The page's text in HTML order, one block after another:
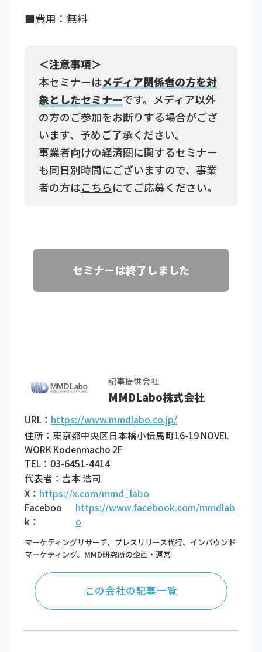
■費用：無料
＜注意事項＞
本セミナーはメディア関係者の方を対
象としたセミナーです。メディア以外
の方のご参加をお断りする場合がござ
います、予めご了承ください。
事業者向けの経済圏に関するセミナー
も同日別時間にございますので、事業
者の方はこちらにてご応募ください。
セミナーは終了しました
記事提供会社
MMDLabo株式会社
URL： https://www.mmdlabo.co.jp/
住所：東京都中央区日本橋小伝馬町16-19 NOVEL
WORK Kodenmacho 2F
TEL：03-6451-4414
代表者：吉本 浩司
X： https://x.com/mmd_labo
Faceboo
k：
https://www.facebook.com/mmdlab
o
マーケティングリサーチ、プレスリリース代行、インバウンド
マーケティング、MMD研究所の企画・運営
この会社の記事一覧